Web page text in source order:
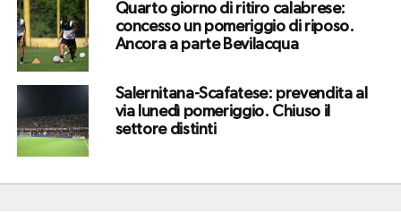
Quarto giorno di ritiro calabrese:
concesso un pomeriggio di riposo.
Ancora a parte Bevilacqua
Salernitana-Scafatese: prevendita al
via lunedì pomeriggio. Chiuso il
settore distinti